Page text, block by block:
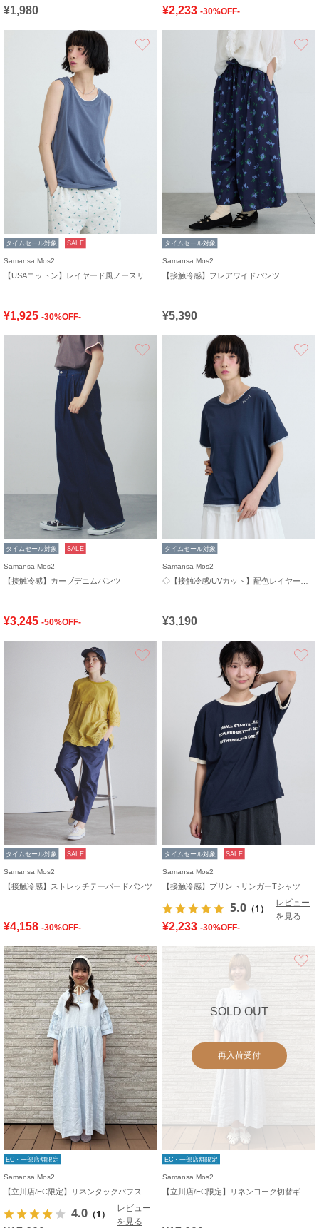
¥1,980 ¥2,233 -30%OFF-
タイムセール対象 SALE
Samansa Mos2
【USAコットン】レイヤード風ノースリ
¥1,925 -30%OFF-
タイムセール対象
Samansa Mos2
【接触冷感】フレアワイドパンツ
¥5,390
タイムセール対象 SALE
Samansa Mos2
【接触冷感】カーブデニムパンツ
¥3,245 -50%OFF-
タイムセール対象
Samansa Mos2
¥3,190
タイムセール対象 SALE
Samansa Mos2
【接触冷感】ストレッチテーパードパンツ
¥4,158 -30%OFF-
タイムセール対象 SALE
Samansa Mos2
【接触冷感】プリントリンガーTシャツ
5.0 （1）
レビュー
を見る
¥2,233 -30%OFF-
お気に入り
EC・一部店舗限定
Samansa Mos2
4.0 （1）
レビュー
を見る
SOLD OUT
再入荷受付
EC・一部店舗限定
Samansa Mos2